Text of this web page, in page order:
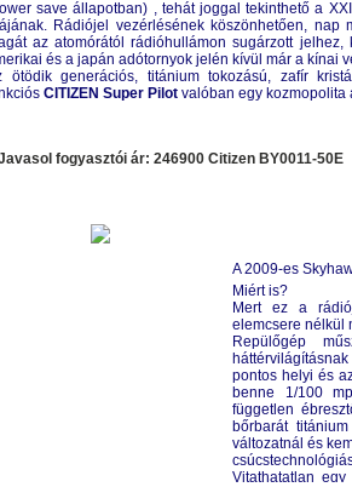
save állapotban) , tehát joggal tekinthető a
Rádiójel vezérlésének köszönhetően, nap
az atomórától rádióhullámon sugárzott jelhez,
és a japán adótornyok jelén kívül már a kínai
ötödik generációs, titánium tokozású, zafír
CITIZEN Super Pilot valóban egy kozmopolita
fogyasztói ár: 246900 Citizen BY0011-50E
A 2009-es
Miért is?
Mert ez a
elemcsere nélkül
Repülőgép
pontos helyi és
benne 1/100
független
bőrbarát
változatnál és
Vitathatatlan